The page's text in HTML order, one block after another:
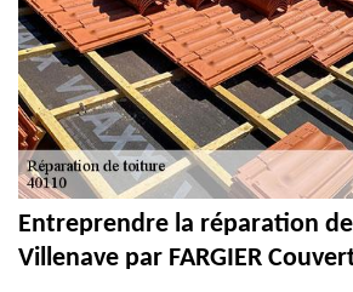
Entreprendre la réparation
Villenave par FARGIER